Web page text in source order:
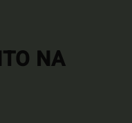
NA